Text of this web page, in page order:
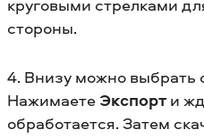
круговыми стрелками
стороны.
4. Внизу можно выбрать
Нажимаете Экспорт и
обработается. Затем